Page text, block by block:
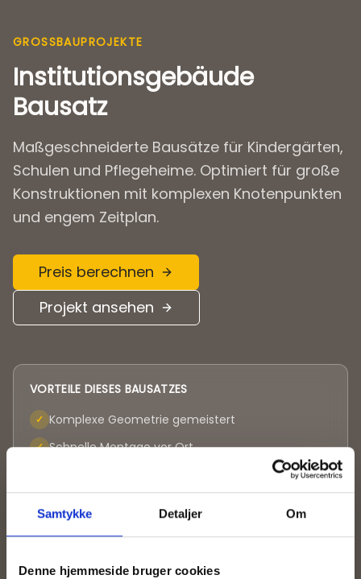
Samtykke Detaljer Om
Denne hjemmeside bruger cookies
GROSSBAUPROJEKTE
Institutionsgebäude
Bausatz
Maßgeschneiderte Bausätze für Kindergärten,
Schulen und Pflegeheime. Optimiert für große
Konstruktionen mit komplexen Knotenpunkten
und engem Zeitplan.
Preis berechnen
Projekt ansehen
VORTEILE DIESES BAUSATZES
✓ Komplexe Geometrie gemeistert
✓ Schnelle Montage vor Ort